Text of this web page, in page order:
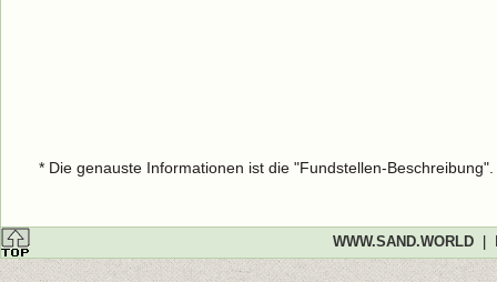
* Die genauste Informationen ist die "Fundstellen-
WWW.SAND.WORLD|